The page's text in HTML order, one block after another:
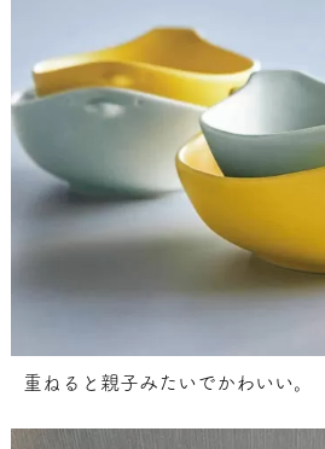
重ねると親子みたいでかわいい。